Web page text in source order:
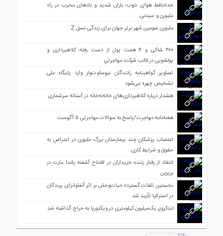
خداحافظ هوای خوب؛ باران شدید و بادهای مخرب در راه
ملبورن و سیدنی
ملبورن سومین شهر برتر جهان برای زندگی نسل Z
۳۰۰ شاکی و ۴ همت پول از دست رفته؛ کلاهبرداری و
پولشویی در قالب شرکت مهاجرتی
تصاویر گواهینامه رانندگان نیوساوت‌ولز وارد پایگاه ملی
تشخیص چهره می‌شود
هشدار درباره کلاهبرداری‌های خانه‌به‌خانه در آستانه سرشماری
هفته‌نامه مهاجرت/پاسخ به سوالات مهاجرتی ۵ آگوست
اعتصاب پزشکان چند بیمارستان بزرگ ملبورن در اعتراض به
حقوق و شرایط کاری
انتقاد از رفتار زننده خریداران در افتتاح آشفته پاندا مارت در
بریزبن
نخستین تلفات گسترده حیات‌وحش بر اثر آنفلوانزای پرندگان
در استرالیا تأیید شد
لندکروزر یک‌میلیون کیلومتری در ویکتوریا به حراج گذاشته شد